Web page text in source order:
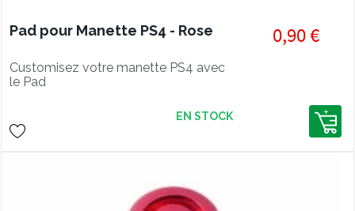
Pad pour Manette PS4 - Rose
Customisez votre manette PS4 avec
le Pad
0,90 €
EN STOCK